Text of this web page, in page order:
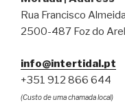
Rua Francisco
2500-487 Foz do
info@intertidal.pt
+351 912 866 644
(Custo de uma chamada local)